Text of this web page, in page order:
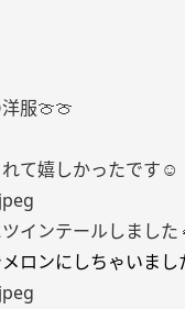
服🍈🍈
て嬉しかったです☺️
インテールしました
ロンにしちゃいまし